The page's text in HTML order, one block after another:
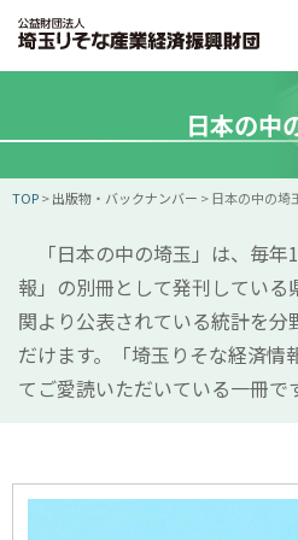
日本の中
TOP>出版物・バックナンバー >日本の中の埼
「日本の中の埼玉」は、毎年
報」の別冊として発刊している
関より公表されている統計を分
だけます。「埼玉りそな経済情
てご愛読いただいている一冊で